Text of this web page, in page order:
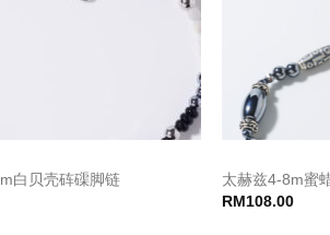
白贝壳砗磲脚链
太赫兹4-8m蜜
RM108.00